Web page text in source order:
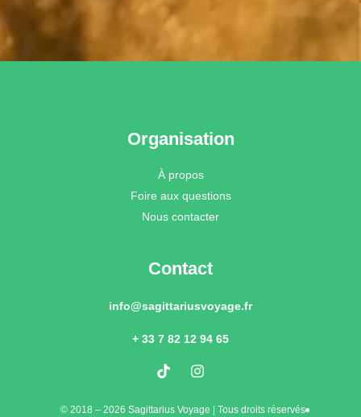
Organisation
À propos
Foire aux questions
Nous contacter
Contact
info@sagittariusvoyage.fr
+ 33 7 82 12 94 65
© 2018 – 2026 Sagittarius Voyage | Tous droits réservés